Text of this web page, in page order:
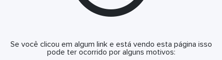
Se você clicou em algum link e está vendo esta página isso
pode ter ocorrido por alguns motivos: